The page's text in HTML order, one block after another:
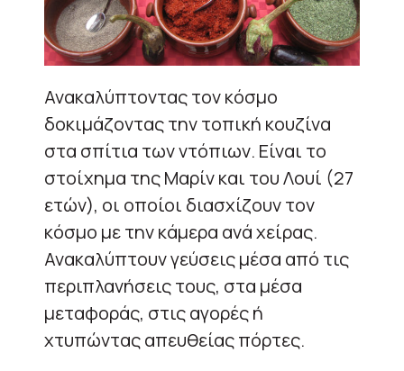
Ανακαλύπτοντας τον κόσμο
δοκιμάζοντας την τοπική κουζίνα
στα σπίτια των ντόπιων. Είναι το
στοίχημα της Μαρίν και του Λουί (27
ετών), οι οποίοι διασχίζουν τον
κόσμο με την κάμερα ανά χείρας.
Ανακαλύπτουν γεύσεις μέσα από τις
περιπλανήσεις τους, στα μέσα
μεταφοράς, στις αγορές ή
χτυπώντας απευθείας πόρτες.